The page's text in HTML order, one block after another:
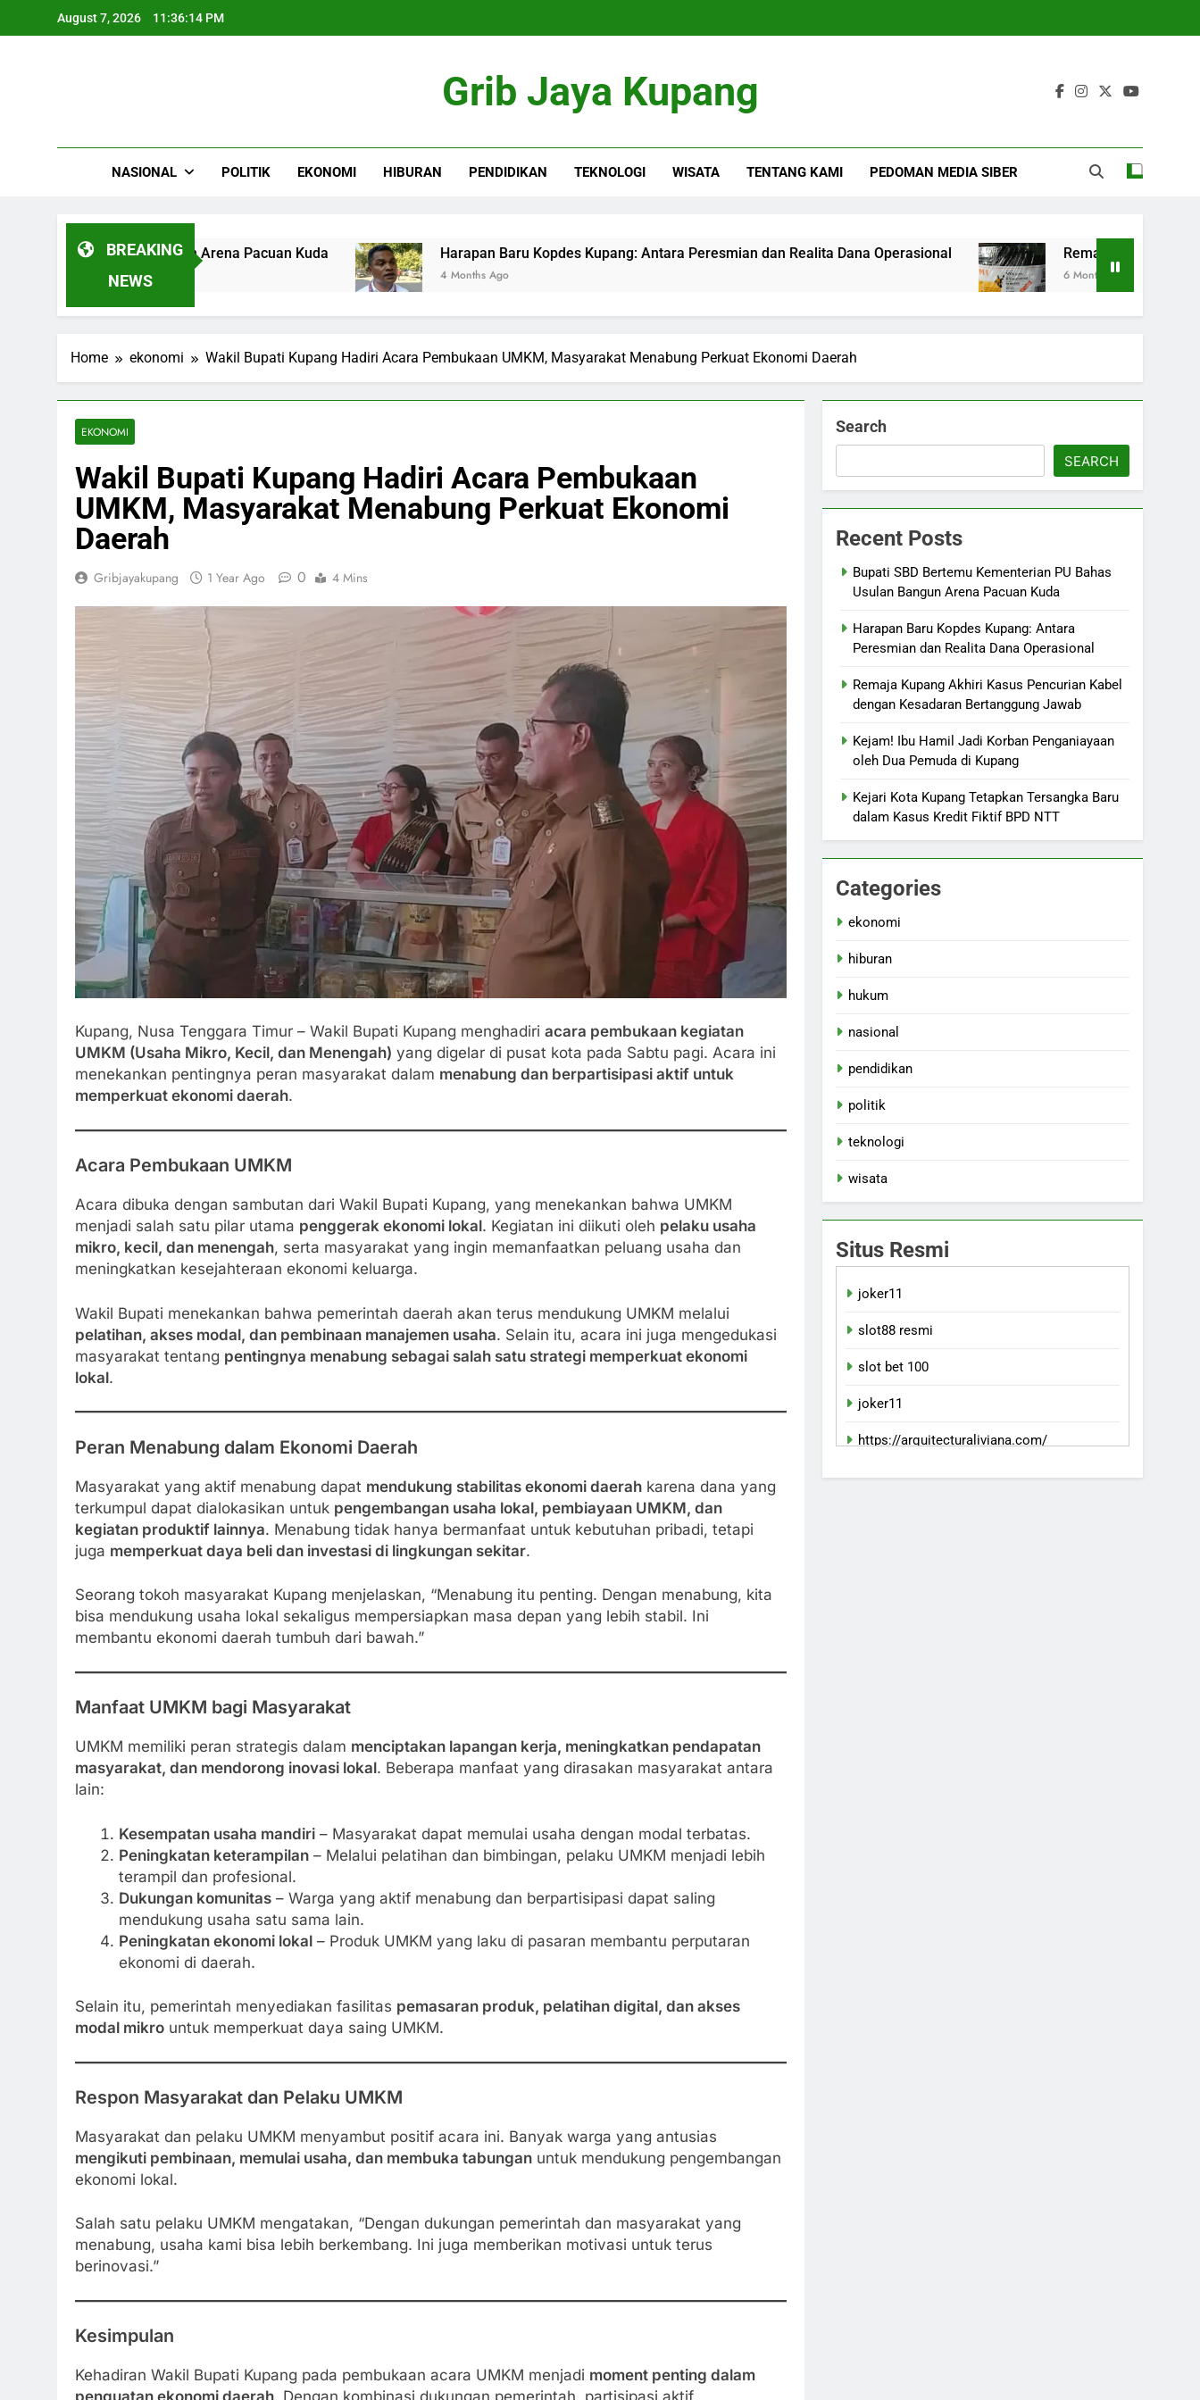
August 7, 2026 11:36:15 PM
Grib Jaya Kupang
NASIONAL POLITIK EKONOMI HIBURAN PENDIDIKAN TEKNOLOGI WISATA TENTANG KAMI PEDOMAN MEDIA SIBER
BREAKING
NEWS
Usulan Bangun Arena Pacuan Kuda Harapan Baru Kopdes Kupang: Antara Peresmian dan Realita Dana Operasional
4 Months Ago
Remaja Kupang Akhiri Kasus
6 Months Ago
Home ekonomi Wakil Bupati Kupang Hadiri Acara Pembukaan UMKM, Masyarakat Menabung Perkuat Ekonomi Daerah
EKONOMI
Wakil Bupati Kupang Hadiri Acara Pembukaan
UMKM, Masyarakat Menabung Perkuat Ekonomi
Daerah
Gribjayakupang 1 Year Ago 0 4 Mins
Kupang, Nusa Tenggara Timur – Wakil Bupati Kupang menghadiri acara pembukaan kegiatan
UMKM (Usaha Mikro, Kecil, dan Menengah) yang digelar di pusat kota pada Sabtu pagi. Acara ini
menekankan pentingnya peran masyarakat dalam menabung dan berpartisipasi aktif untuk
memperkuat ekonomi daerah.
Acara Pembukaan UMKM
Acara dibuka dengan sambutan dari Wakil Bupati Kupang, yang menekankan bahwa UMKM
menjadi salah satu pilar utama penggerak ekonomi lokal. Kegiatan ini diikuti oleh pelaku usaha
mikro, kecil, dan menengah, serta masyarakat yang ingin memanfaatkan peluang usaha dan
meningkatkan kesejahteraan ekonomi keluarga.
Wakil Bupati menekankan bahwa pemerintah daerah akan terus mendukung UMKM melalui
pelatihan, akses modal, dan pembinaan manajemen usaha. Selain itu, acara ini juga mengedukasi
masyarakat tentang pentingnya menabung sebagai salah satu strategi memperkuat ekonomi
lokal.
Peran Menabung dalam Ekonomi Daerah
Masyarakat yang aktif menabung dapat mendukung stabilitas ekonomi daerah karena dana yang
terkumpul dapat dialokasikan untuk pengembangan usaha lokal, pembiayaan UMKM, dan
kegiatan produktif lainnya. Menabung tidak hanya bermanfaat untuk kebutuhan pribadi, tetapi
juga memperkuat daya beli dan investasi di lingkungan sekitar.
Seorang tokoh masyarakat Kupang menjelaskan, “Menabung itu penting. Dengan menabung, kita
bisa mendukung usaha lokal sekaligus mempersiapkan masa depan yang lebih stabil. Ini
membantu ekonomi daerah tumbuh dari bawah.”
Manfaat UMKM bagi Masyarakat
UMKM memiliki peran strategis dalam menciptakan lapangan kerja, meningkatkan pendapatan
masyarakat, dan mendorong inovasi lokal. Beberapa manfaat yang dirasakan masyarakat antara
lain:
Kesempatan usaha mandiri– Masyarakat dapat memulai usaha dengan modal terbatas.
Peningkatan keterampilan– Melalui pelatihan dan bimbingan, pelaku UMKM menjadi lebih
terampil dan profesional.
Dukungan komunitas– Warga yang aktif menabung dan berpartisipasi dapat saling
mendukung usaha satu sama lain.
Peningkatan ekonomi lokal– Produk UMKM yang laku di pasaran membantu perputaran
ekonomi di daerah.
Selain itu, pemerintah menyediakan fasilitas pemasaran produk, pelatihan digital, dan akses
modal mikro untuk memperkuat daya saing UMKM.
Respon Masyarakat dan Pelaku UMKM
Masyarakat dan pelaku UMKM menyambut positif acara ini. Banyak warga yang antusias
mengikuti pembinaan, memulai usaha, dan membuka tabungan untuk mendukung pengembangan
ekonomi lokal.
Salah satu pelaku UMKM mengatakan, “Dengan dukungan pemerintah dan masyarakat yang
menabung, usaha kami bisa lebih berkembang. Ini juga memberikan motivasi untuk terus
berinovasi.”
Kesimpulan
Kehadiran Wakil Bupati Kupang pada pembukaan acara UMKM menjadi moment penting dalam
Search
SEARCH
Recent Posts
Bupati SBD Bertemu Kementerian PU Bahas
Usulan Bangun Arena Pacuan Kuda
Harapan Baru Kopdes Kupang: Antara
Peresmian dan Realita Dana Operasional
Remaja Kupang Akhiri Kasus Pencurian Kabel
dengan Kesadaran Bertanggung Jawab
Kejam! Ibu Hamil Jadi Korban Penganiayaan
oleh Dua Pemuda di Kupang
Kejari Kota Kupang Tetapkan Tersangka Baru
dalam Kasus Kredit Fiktif BPD NTT
Categories
ekonomi
hiburan
hukum
nasional
pendidikan
politik
teknologi
wisata
Situs Resmi
joker11
slot88 resmi
slot bet 100
joker11
https://arquitecturaliviana.com/
indowin 88jp